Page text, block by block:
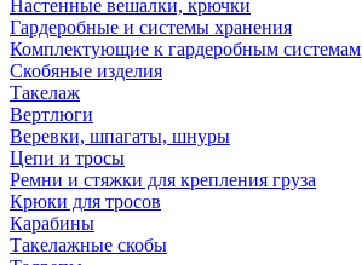
Настенные вешалки, крючки
Гардеробные и системы хранения
Комплектующие к гардеробным системам
Скобяные изделия
Такелаж
Вертлюги
Веревки, шпагаты, шнуры
Цепи и тросы
Ремни и стяжки для крепления груза
Крюки для тросов
Карабины
Такелажные скобы